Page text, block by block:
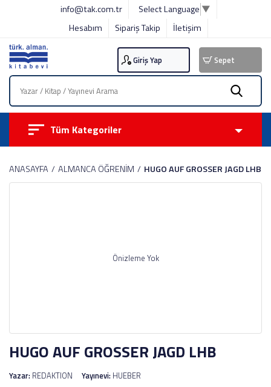
info@tak.com.tr Select Language ▼
Hesabım
Sipariş Takip İletişim
Giriş Yap Sepet
Tüm Kategoriler
ANASAYFA ALMANCA ÖĞRENİM HUGO AUF GROSSER JAGD LHB
Önizleme Yok
HUGO AUF GROSSER JAGD LHB
Yazar: REDAKTION Yayınevi: HUEBER